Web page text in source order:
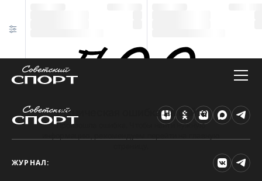
Техническая ошибка на сайте
Произошла ошибка. Чтобы найти нужную
ЖУРНАЛ: